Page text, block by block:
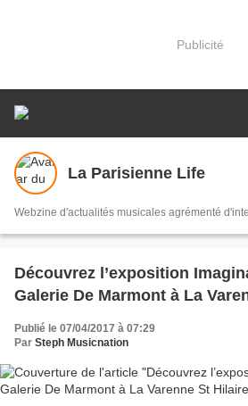
Publicité
La Parisienne Life
Webzine d'actualités musicales agrémenté
Découvrez l’exposition
Galerie De Marmont à La
Publié le 07/04/2017 à 07:29
Par Steph Musicnation